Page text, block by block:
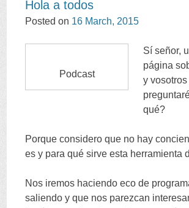
TO
Hola a todos
Posted on 16 March, 2015
Podcast
Sí señor,
página
y vosotros
qué?
Porque considero que no hay
es y para qué sirve esta herramienta
Nos iremos haciendo eco de
saliendo y que nos parezcan